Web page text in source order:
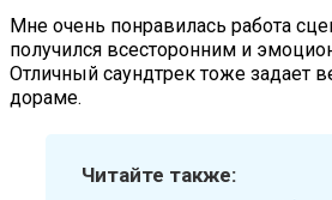
Мне очень понравилась работа
получился всесторонним и
Отличный саундтрек тоже задает
дораме.
Читайте также: